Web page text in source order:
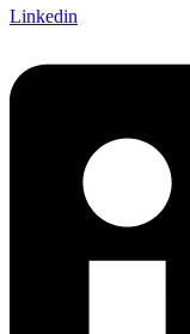
Linkedin